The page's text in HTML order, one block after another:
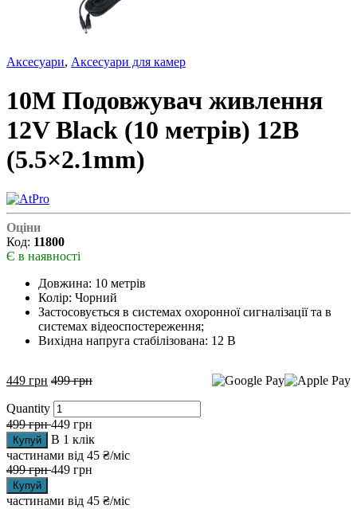
Аксесуари, Аксесуари для камер
10М Подовжувач живлення
12V Black (10 метрів) 12В
(5.5×2.1mm)
Оціни
Код: 11800
Є в наявності
Довжина: 10 метрів
Колір: Чорний
Застосовується в системах охоронної сигналізації та в
системах відеоспостереження;
Вихідна напруга стабілізована: 12 В
449 грн 499грн
Quantity
499грн 449 грн
Купуй
В 1 клік
частинами від 45 ₴/міс
499грн 449 грн
Купуй
частинами від 45 ₴/міс